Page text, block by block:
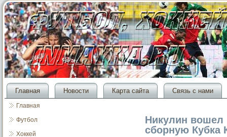
Главная Новости Карта сайта Связь с нами
Главная
Футбол
Хоккей
Никулин вошел
сборную Кубка